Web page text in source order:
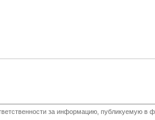
за информацию, публикуемую